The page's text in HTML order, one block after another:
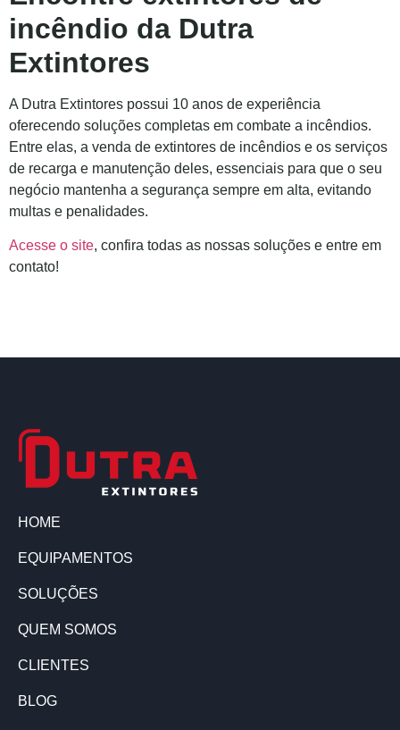
incêndio da Dutra
Extintores
A Dutra Extintores possui 10 anos de experiência
oferecendo soluções completas em combate a incêndios.
Entre elas, a venda de extintores de incêndios e os serviços
de recarga e manutenção deles, essenciais para que o seu
negócio mantenha a segurança sempre em alta, evitando
multas e penalidades.
Acesse o site, confira todas as nossas soluções e entre em
contato!
HOME
EQUIPAMENTOS
SOLUÇÕES
QUEM SOMOS
CLIENTES
BLOG